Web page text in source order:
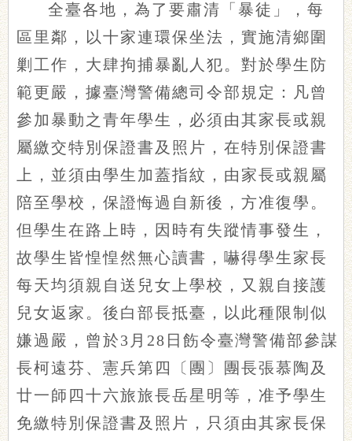
全臺各地，為了要肅清「暴徒」，每
區里鄰，以十家連環保坐法，實施清鄉圍
剿工作，大肆拘捕暴亂人犯。對於學生防
範更嚴，據臺灣警備總司令部規定：凡曾
參加暴動之青年學生，必須由其家長或親
屬繳交特別保證書及照片，在特別保證書
上，並須由學生加蓋指紋，由家長或親屬
陪至學校，保證悔過自新後，方准復學。
但學生在路上時，因時有失蹤情事發生，
故學生皆惶惶然無心讀書，嚇得學生家長
每天均須親自送兒女上學校，又親自接護
兒女返家。後白部長抵臺，以此種限制似
嫌過嚴，曾於3月28日飭令臺灣警備部參謀
長柯遠芬、憲兵第四〔團〕團長張慕陶及
廿一師四十六旅旅長岳星明等，准予學生
免繳特別保證書及照片，只須由其家長保